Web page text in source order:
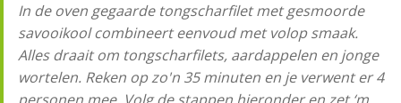
In de oven gegaarde tongscharfilet met gesmoorde
savooikool combineert eenvoud met volop smaak.
Alles draait om tongscharfilets, aardappelen en jonge
wortelen. Reken op zo'n 35 minuten en je verwent er 4